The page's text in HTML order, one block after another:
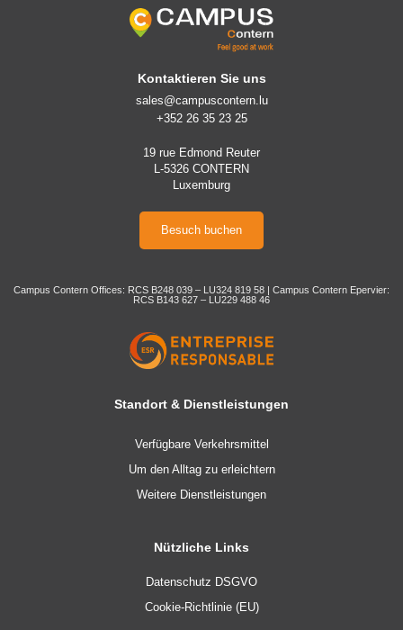
Kontaktieren Sie uns
sales@campuscontern.lu
+352 26 35 23 25
19 rue Edmond Reuter
L-5326 CONTERN
Luxemburg
Besuch buchen
Campus Contern Offices: RCS B248 039 – LU324 819 58 | Campus Contern Epervier:
RCS B143 627 – LU229 488 46
Standort & Dienstleistungen
Verfügbare Verkehrsmittel
Um den Alltag zu erleichtern
Weitere Dienstleistungen
Nützliche Links
Datenschutz DSGVO
Cookie-Richtlinie (EU)